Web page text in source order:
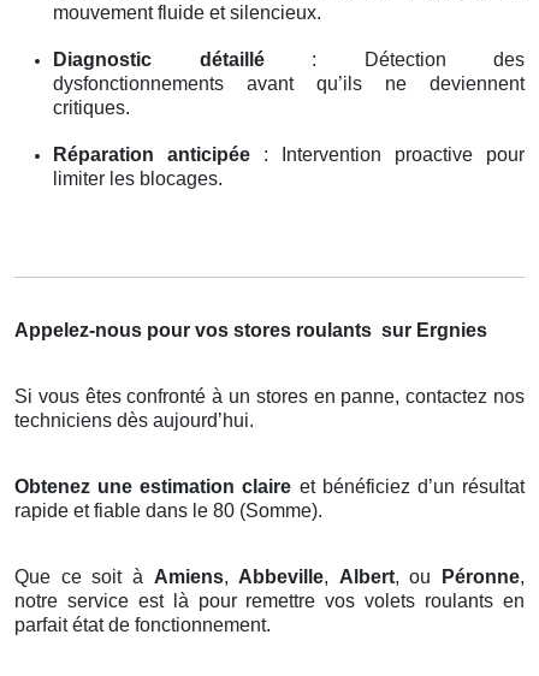
mouvement fluide et silencieux.
Diagnostic détaillé: Détection des
dysfonctionnements avant qu’ils ne deviennent
critiques.
Réparation anticipée : Intervention proactive pour
limiter les blocages.
Appelez-nous pour vos stores roulants sur Ergnies
Si vous êtes confronté à un stores en panne, contactez nos
techniciens dès aujourd’hui.
Obtenez une estimation claire et bénéficiez d’un résultat
rapide et fiable dans le 80 (Somme).
Que ce soit à Amiens, Abbeville, Albert, ou Péronne,
notre service est là pour remettre vos volets roulants en
parfait état de fonctionnement.